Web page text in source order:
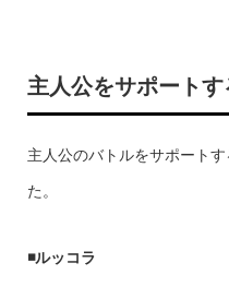
主人公をサポート
主人公のバトルをサポート
た。
◾️ルッコラ